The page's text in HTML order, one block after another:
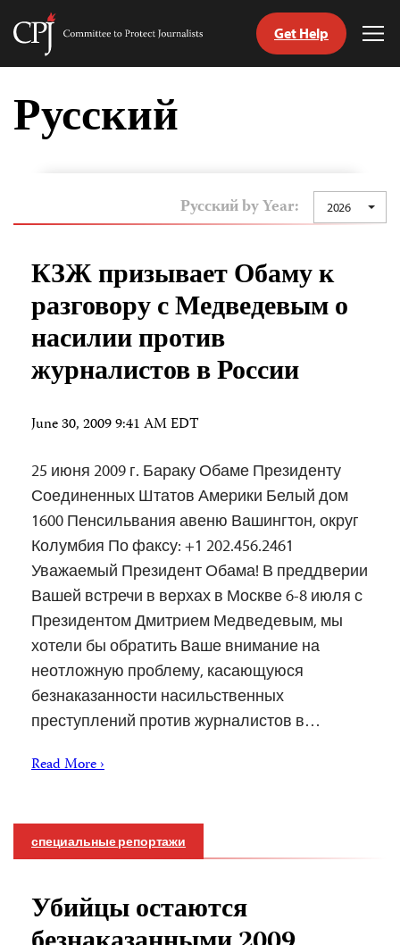
Skip
content
Committee
Journalists
Get Help
Русский
Русский by Year: 2026
КЗЖ призывает Обаму к
разговору с Медведевым о
насилии против
журналистов в России
June 30, 2009 9:41 AM EDT
25 июня 2009 г. Бараку Обаме Президенту
Соединенных Штатов Америки Белый дом
1600 Пенсильвания авеню Вашингтон, округ
Колумбия По факсу: +1 202.456.2461
Уважаемый Президент Обама! В преддверии
Вашей встречи в верхах в Москве 6-8 июля с
Президентом Дмитрием Медведевым, мы
хотели бы обратить Ваше внимание на
неотложную проблему, касающуюся
безнаказанности насильственных
преступлений против журналистов в…
Read More ›
специальные репортажи
Убийцы остаются